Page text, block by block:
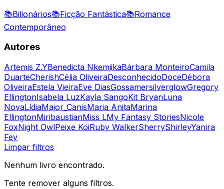
📚Bilionários📚Ficção Fantástica📚Romance
Contemporâneo
Autores
Artemis Z.YBenedicta NkemjikaBárbara MonteiroCamila
DuarteCherishCélia OliveiraDesconhecidoDoceDébora
OliveiraEstela VieiraEve DiasGossamersilverglowGregory
EllingtonIsabela LuzKayla SangoKit BryanLuna
NovaLídiaMajor_CanisMaria AnitaMarina
EllingtonMiribaustianMiss LMy Fantasy StoriesNicole
FoxNight OwlPeixe KoiRuby WalkerSherryShirleyYanira
Fey
Limpar filtros
Nenhum livro encontrado.
Tente remover alguns filtros.